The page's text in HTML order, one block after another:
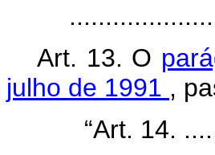
Art. 13. O
julho de 1991 ,
“Art. 14.